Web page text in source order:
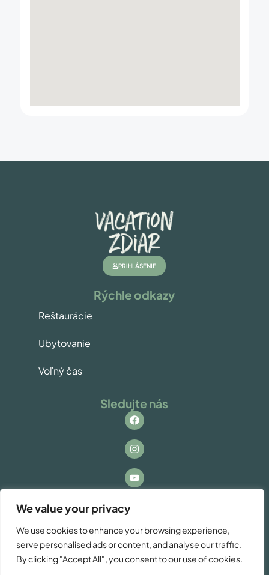
We value your privacy
We use cookies to enhance your browsing experience,
serve personalised ads or content, and analyse our traffic.
By clicking "Accept All", you consent to our use of cookies.
PRIHLÁSENIE
Rýchle odkazy
Reštaurácie
Ubytovanie
Voľný čas
Sledujte nás
Kontakt
sa nám!
info@vacationzdiar.sk